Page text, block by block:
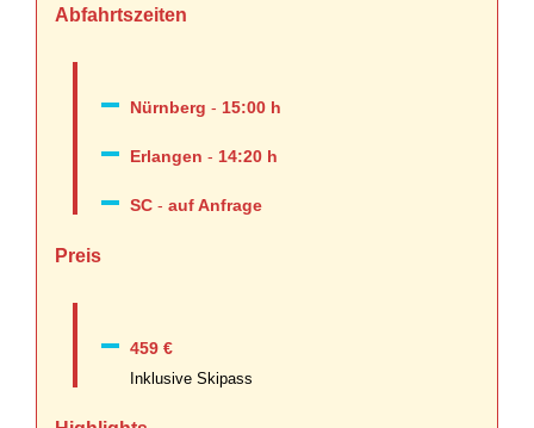
Abfahrtszeiten
Nürnberg - 15:00 h
Erlangen - 14:20 h
SC - auf Anfrage
Preis
459 €
Inklusive Skipass